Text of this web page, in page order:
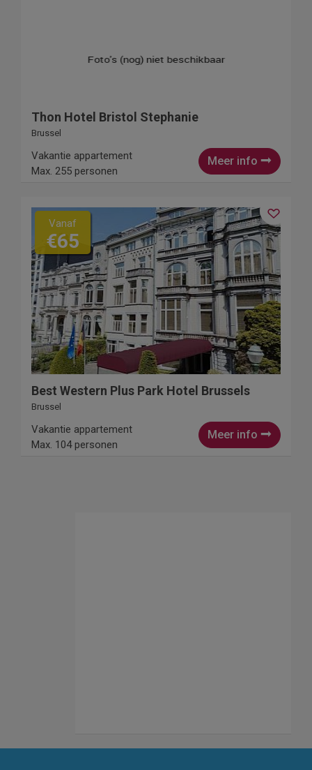
Thon Hotel Bristol Stephanie
Brussel
Meer info
Vakantie appartement
Max. 255 personen
Vanaf
€65
Best Western Plus Park Hotel Brussels
Brussel
Meer info
Vakantie appartement
Max. 104 personen